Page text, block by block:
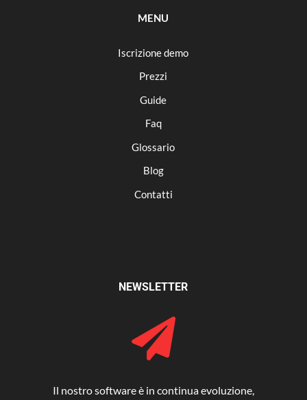
MENU
Iscrizione demo
Prezzi
Guide
Faq
Glossario
Blog
Contatti
NEWSLETTER

Il nostro software è in continua evoluzione,